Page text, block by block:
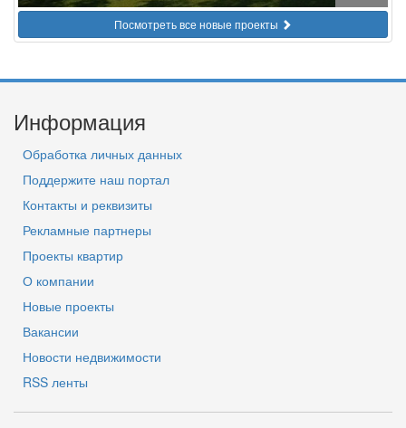
Посмотреть все новые проекты
Информация
Обработка личных данных
Поддержите наш портал
Контакты и реквизиты
Рекламные партнеры
Проекты квартир
О компании
Новые проекты
Вакансии
Новости недвижимости
RSS ленты